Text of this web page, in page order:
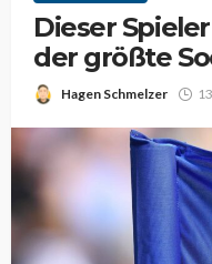
Dieser
der größte
Hagen Schmelzer